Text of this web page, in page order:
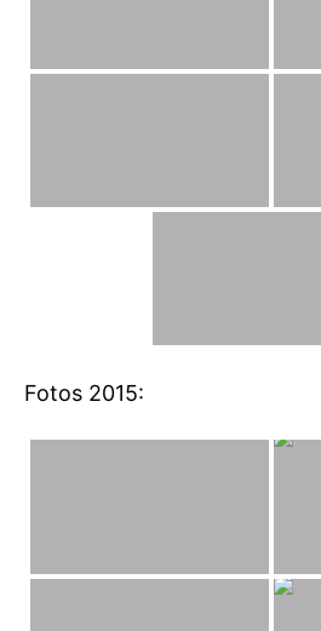
Fotos 2015: